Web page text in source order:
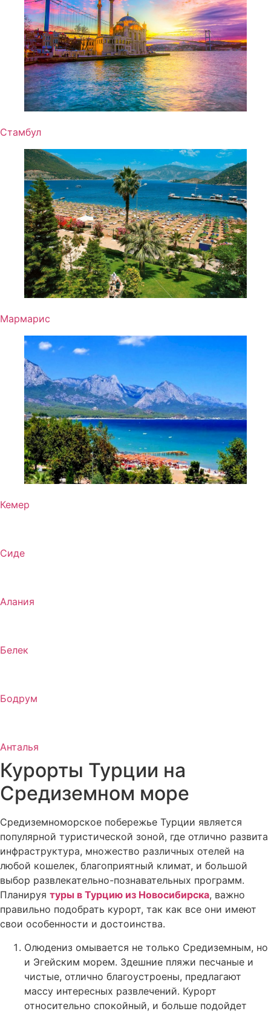
Стамбул
Мармарис
Кемер
Сиде
Алания
Белек
Бодрум
Анталья
Курорты Турции на
Средиземном море
Средиземноморское побережье Турции является
популярной туристической зоной, где отлично развита
инфраструктура, множество различных отелей на
любой кошелек, благоприятный климат, и большой
выбор развлекательно-познавательных программ.
Планируя туры в Турцию из Новосибирска, важно
правильно подобрать курорт, так как все они имеют
свои особенности и достоинства.
Олюдениз омывается не только Средиземным, но
и Эгейским морем. Здешние пляжи песчаные и
чистые, отлично благоустроены, предлагают
массу интересных развлечений. Курорт
относительно спокойный, и больше подойдет